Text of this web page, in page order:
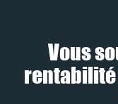
Vous